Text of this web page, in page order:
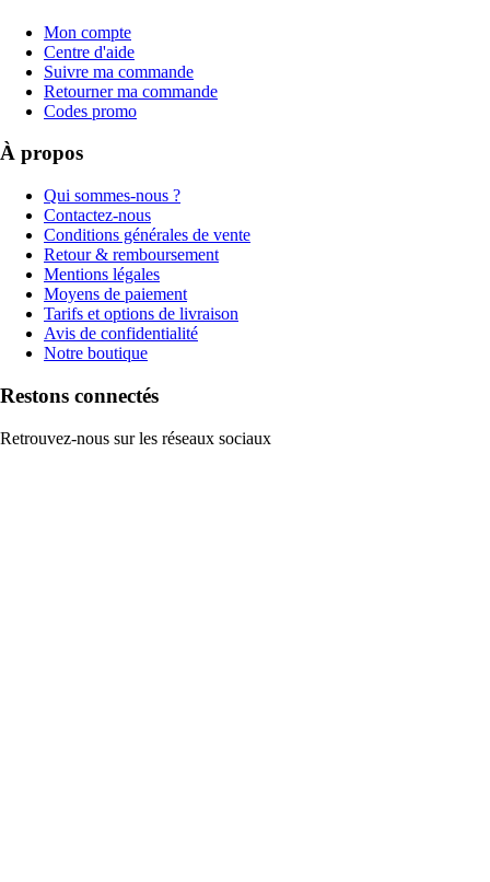
Mon compte
Centre d'aide
Suivre ma commande
Retourner ma commande
Codes promo
À propos
Qui sommes-nous ?
Contactez-nous
Conditions générales de vente
Retour & remboursement
Mentions légales
Moyens de paiement
Tarifs et options de livraison
Avis de confidentialité
Notre boutique
Restons connectés
Retrouvez-nous sur les réseaux sociaux